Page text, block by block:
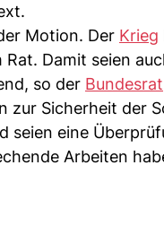
Motion. Der Krieg
Damit seien
so der Bundesrat
zur Sicherheit der
seien eine
Arbeiten